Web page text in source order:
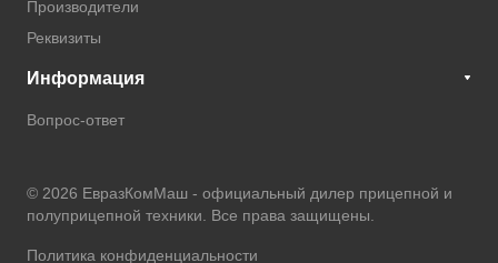
Производители
Реквизиты
Информация
Вопрос-ответ
© 2026 ЕвразКомМаш - официальный дилер прицепной и
полуприцепной техники . Все права защищены.
Политика конфиденциальности